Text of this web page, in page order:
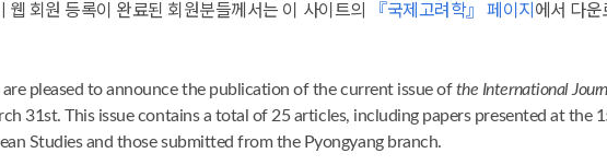
웹 회원 등록이 완료된 회원분들께서는 이 사이트의 『국제고려학』 페이지 에서 다운
pleased to announce the publication of the current issue ofthe International
31st. This issue contains a total of 25 articles, including papers presented at the
Studies and those submitted from the Pyongyang branch.